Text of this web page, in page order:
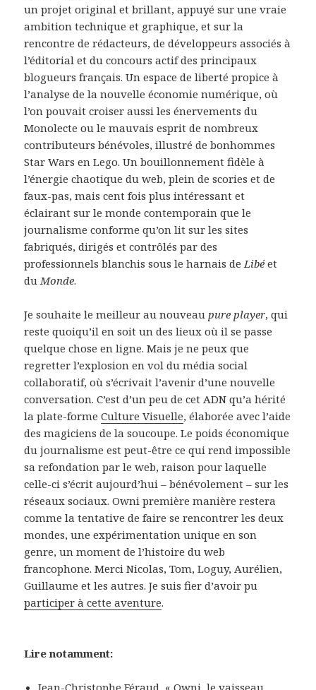
un projet original et brillant, appuyé sur une vraie
ambition technique et graphique, et sur la
rencontre de rédacteurs, de développeurs associés à
l’éditorial et du concours actif des principaux
blogueurs français. Un espace de liberté propice à
l’analyse de la nouvelle économie numérique, où
l’on pouvait croiser aussi les énervements du
Monolecte ou le mauvais esprit de nombreux
contributeurs bénévoles, illustré de bonhommes
Star Wars en Lego. Un bouillonnement fidèle à
l’énergie chaotique du web, plein de scories et de
faux-pas, mais cent fois plus intéressant et
éclairant sur le monde contemporain que le
journalisme conforme qu’on lit sur les sites
fabriqués, dirigés et contrôlés par des
professionnels blanchis sous le harnais de Libéet
du Monde.
Je souhaite le meilleur au nouveau pure player, qui
reste quoiqu’il en soit un des lieux où il se passe
quelque chose en ligne. Mais je ne peux que
regretter l’explosion en vol du média social
collaboratif, où s’écrivait l’avenir d’une nouvelle
conversation. C’est d’un peu de cet ADN qu’a hérité
la plate-formeCulture Visuelle, élaborée avec l’aide
des magiciens de la soucoupe. Le poids économique
du journalisme est peut-être ce qui rend impossible
sa refondation par le web, raison pour laquelle
celle-ci s’écrit aujourd’hui – bénévolement – sur les
réseaux sociaux. Owni première manière restera
comme la tentative de faire se rencontrer les deux
mondes, une expérimentation unique en son
genre, un moment de l’histoire du web
francophone. Merci Nicolas, Tom, Loguy, Aurélien,
Guillaume et les autres. Je suis fier d’avoir pu
participer à cette aventure.
Lire notamment:
Jean-Christophe Féraud, «Owni, le vaisseau